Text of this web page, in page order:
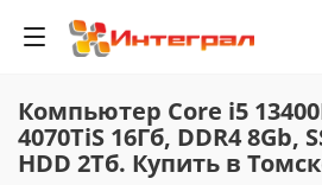
Компьютер Core i5
4070TiS 16Гб, DDR4 8Gb,
HDD 2Тб. Купить в